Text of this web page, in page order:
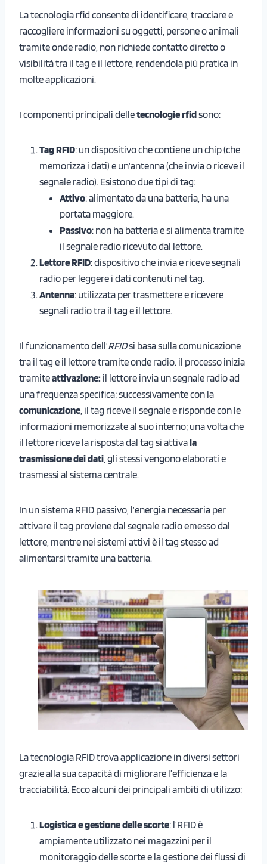
La tecnologia rfid consente di identificare, tracciare e
raccogliere informazioni su oggetti, persone o animali
tramite onde radio, non richiede contatto diretto o
visibilità tra il tag e il lettore, rendendola più pratica in
molte applicazioni.
I componenti principali delletecnologie rfidsono:
Tag RFID: un dispositivo che contiene un chip (che
memorizza i dati) e un’antenna (che invia o riceve il
segnale radio). Esistono due tipi di tag:
Attivo: alimentato da una batteria, ha una
portata maggiore.
Passivo: non ha batteria e si alimenta tramite
il segnale radio ricevuto dal lettore.
Lettore RFID: dispositivo che invia e riceve segnali
radio per leggere i dati contenuti nel tag.
Antenna: utilizzata per trasmettere e ricevere
segnali radio tra il tag e il lettore.
Il funzionamento dell’RFIDsi basa sulla comunicazione
tra il tag e il lettore tramite onde radio. il processo inizia
tramiteattivazione: il lettore invia un segnale radio ad
una frequenza specifica; successivamente con la
comunicazione , il tag riceve il segnale e risponde con le
informazioni memorizzate al suo interno; una volta che
il lettore riceve la risposta dal tag si attivala
trasmissione dei dati , gli stessi vengono elaborati e
trasmessi al sistema centrale.
In un sistema RFID passivo, l’energia necessaria per
attivare il tag proviene dal segnale radio emesso dal
lettore, mentre nei sistemi attivi è il tag stesso ad
alimentarsi tramite una batteria.
La tecnologia RFID trova applicazione in diversi settori
grazie alla sua capacità di migliorare l’efficienza e la
tracciabilità. Ecco alcuni dei principali ambiti di utilizzo:
Logistica e gestione delle scorte: l’RFID è
ampiamente utilizzato nei magazzini per il
monitoraggio delle scorte e la gestione dei flussi di